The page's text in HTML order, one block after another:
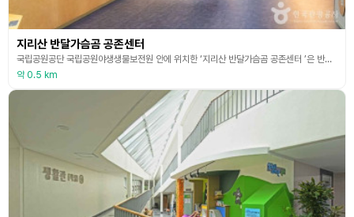
지리산 반달가슴곰 공존센터
국립공원공단 국립공원야생생물보전원 안에 위치한 ‘지리산 반달가슴곰 공존센터 ’은 반달가슴곰의 생태적 특성을 연구하고, 자연생태계 보전과 복원 사업의 의미를 탐방객들에게 알리기 위해 개설되었다. 이곳은 생태전시관, 생태학습장으로 구성되어 있는데 생태전시관에는 반달가슴곰에 대한 정보들이 전시되어 있다. 생태학습장에서는 자연환경해설사의 인솔 하에 ‘우리의 친구 반달가슴곰을 만나요’라는 프로그램을 운영하고 있다. 영상실에서 멸종 위기 야생생물과의 ‘공존’, 야
약 0.5 km